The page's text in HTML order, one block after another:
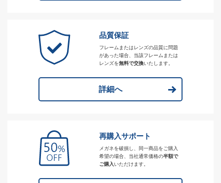
品質保証
フレームまたはレンズの品質に問題
があった場合、当該フレームまたは
レンズを無料で交換いたします。
詳細へ
再購入サポート
メガネを破損し、同一商品をご購入
希望の場合、当社通常価格の半額で
ご購入いただけます。